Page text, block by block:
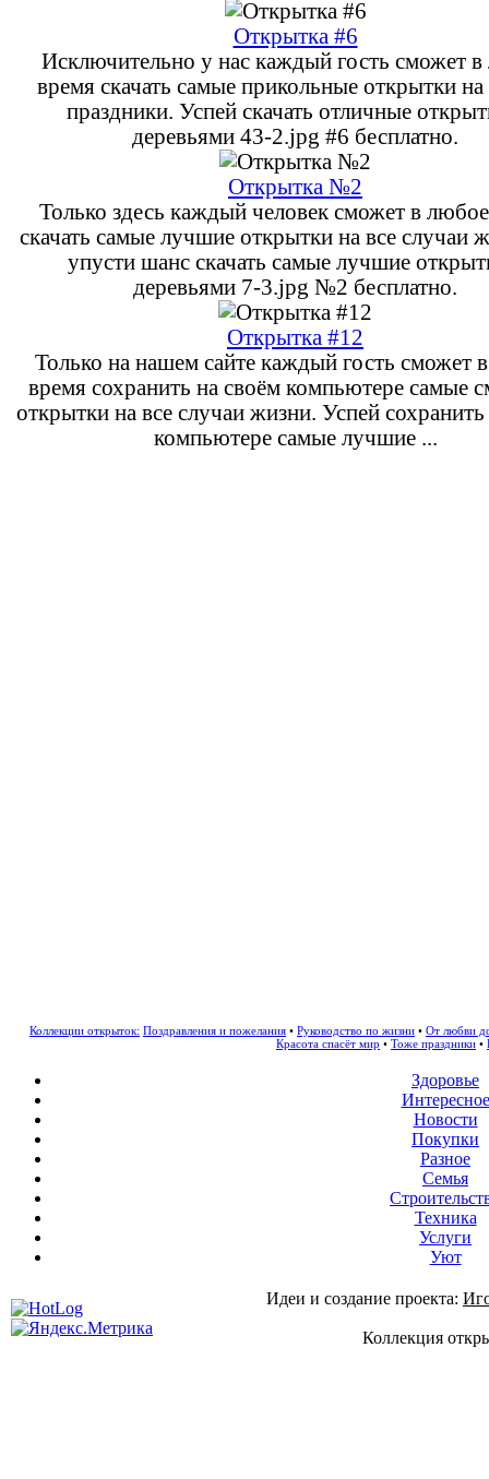
Открытка #6
Исключительно у нас каждый гость сможет
время скачать самые прикольные открытки
праздники. Успей скачать отличные
деревьями 43-2.jpg #6 бесплатно.
Открытка №2
Только здесь каждый человек сможет в
скачать самые лучшие открытки на все случаи
упусти шанс скачать самые лучшие
деревьями 7-3.jpg №2 бесплатно.
Открытка #12
Только на нашем сайте каждый гость сможет
время сохранить на своём компьютере самые
открытки на все случаи жизни. Успей
компьютере самые лучшие ...
Коллекции открыток: Поздравления и пожелания • Руководство по жизни • От любви
Красота спасёт мир • Тоже праздники •
Здоровье
Интересное
Новости
Покупки
Разное
Семья
Техника
Услуги
Уют
Идеи и создание проекта:
Коллекция